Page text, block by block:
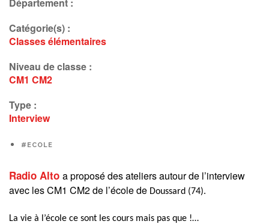
Catégorie(s) :
Classes élémentaires
Niveau de classe :
CM1 CM2
Type :
Interview
#ECOLE
Radio Alto a proposé des ateliers autour de l’interview
avec les CM1 CM2 de l’école de Doussard (74).
La vie à l’école ce sont les cours mais pas que !…